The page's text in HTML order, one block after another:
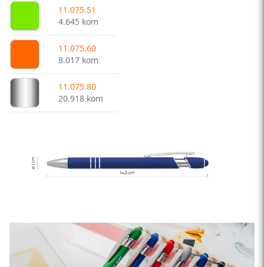
11.075.51
4.645 kom
11.075.60
8.017 kom
11.075.80
20.918 kom